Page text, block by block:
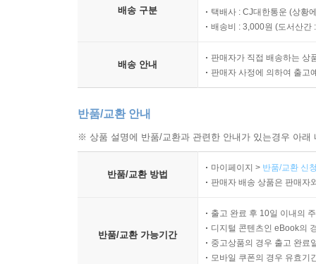
배송 구분
택배사 : CJ대한통운 (상황
배송비 : 3,000원 (도서산간
배송 안내
판매자가 직접 배송하는 상
판매자 사정에 의하여 출고
반품/교환 안내
※ 상품 설명에 반품/교환과 관련한 안내가 있는경우 아
반품/교환 방법
마이페이지 > 반품/교환 신
판매자 배송 상품은 판매자
반품/교환 가능기간
출고 완료 후 10일 이내의
디지털 콘텐츠인 eBook의
중고상품의 경우 출고 완료
모바일 쿠폰의 경우 유효기